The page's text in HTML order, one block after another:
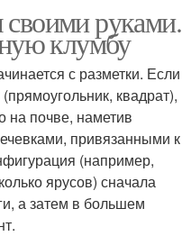
руками.
клумбу
с разметки. Если
квадрат),
на почве, наметив
привязанными к
(например,
ярусов) сначала
а затем в большем